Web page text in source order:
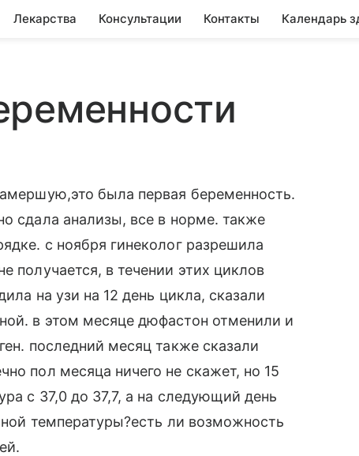
Лекарства Консультации Контакты Календарь
была первая беременность.
сдала анализы, все в норме. также
с ноября гинеколог разрешила
получается, в течении этих циклов
на узи на 12 день цикла, сказали
в этом месяце дюфастон отменили и
последний месяц также сказали
пол месяца ничего не скажет, но 15
с 37,0 до 37,7, а на следующий день
температуры?есть ли возможность